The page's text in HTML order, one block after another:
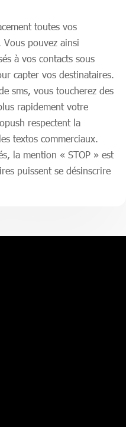
toutes vos
pouvez ainsi
à vos contacts sous
capter vos destinataires.
sms, vous toucherez des
rapidement votre
respectent la
textos commerciaux.
la mention « STOP » est
puissent se désinscrire